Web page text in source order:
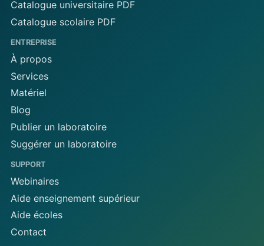
Catalogue universitaire PDF
Catalogue scolaire PDF
ENTREPRISE
À propos
Services
Matériel
Blog
Publier un laboratoire
Suggérer un laboratoire
SUPPORT
Webinaires
Aide enseignement supérieur
Aide écoles
Contact